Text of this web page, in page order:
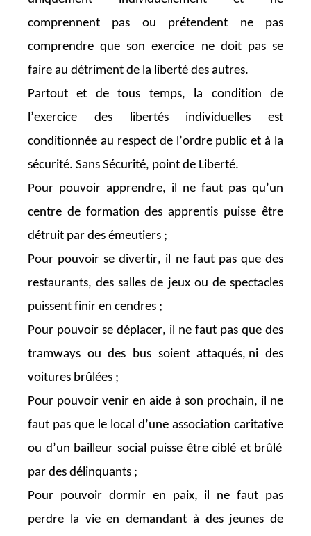
comprennent pas ou prétendent ne pas
comprendre que son exercice ne doit pas se
faire au détriment de la liberté des autres.
Partout et de tous temps, la condition de
l’exercice des libertés individuelles est
conditionnée au respect de l’ordre public et à la
sécurité. Sans Sécurité, point de Liberté.
Pour pouvoir apprendre, il ne faut pas qu’un
centre de formation des apprentis puisse être
détruit par des émeutiers ;
Pour pouvoir se divertir, il ne faut pas que des
restaurants, des salles de jeux ou de spectacles
puissent finir en cendres ;
Pour pouvoir se déplacer, il ne faut pas que des
tramways ou des bus soient attaqués, ni des
voitures brûlées ;
Pour pouvoir venir en aide à son prochain, il ne
faut pas que le local d’une association caritative
ou d’un bailleur social puisse être ciblé et brûlé
par des délinquants ;
Pour pouvoir dormir en paix, il ne faut pas
perdre la vie en demandant à des jeunes de